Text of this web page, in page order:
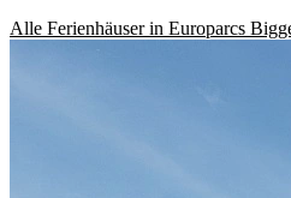
Alle Ferienhäuser in Europarcs